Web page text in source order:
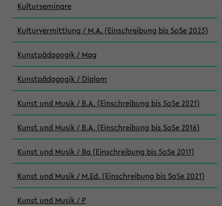
Kulturseminare
Kulturvermittlung / M.A. (Einschreibung bis SoSe 2023)
Kunstpädagogik / Mag
Kunstpädagogik / Diplom
Kunst und Musik / B.A. (Einschreibung bis SoSe 2021)
Kunst und Musik / B.A. (Einschreibung bis SoSe 2016)
Kunst und Musik / Ba (Einschreibung bis SoSe 2011)
Kunst und Musik / M.Ed. (Einschreibung bis SoSe 2021)
Kunst und Musik / P